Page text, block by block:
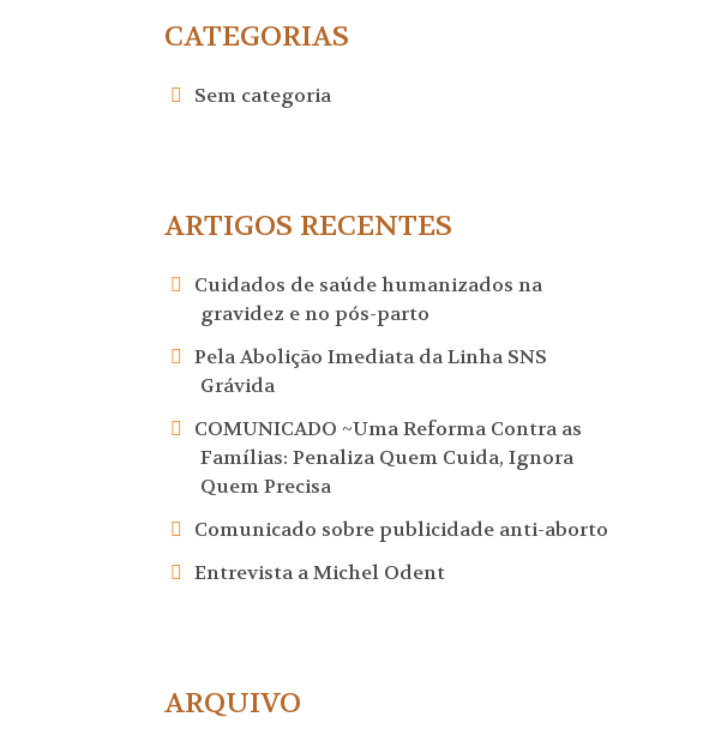
CATEGORIAS
Sem categoria
ARTIGOS RECENTES
Cuidados de saúde humanizados na
gravidez e no pós-parto
Pela Abolição Imediata da Linha SNS
Grávida
COMUNICADO ~Uma Reforma Contra as
Famílias: Penaliza Quem Cuida, Ignora
Quem Precisa
Comunicado sobre publicidade anti-aborto
Entrevista a Michel Odent
ARQUIVO